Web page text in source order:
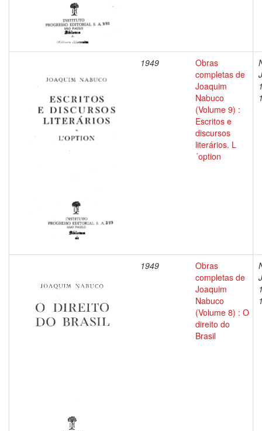
1949
Obras
completas de
Joaquim
Nabuco
(Volume 9) :
Escritos e
discursos
literários. L
´option
1949
Obras
completas de
Joaquim
Nabuco
(Volume 8) : O
direito do
Brasil